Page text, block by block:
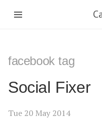
facebook tag
Social Fixer
Tue 20 May 2014